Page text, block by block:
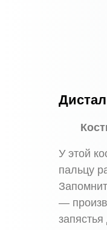
У этой
пальцу
—